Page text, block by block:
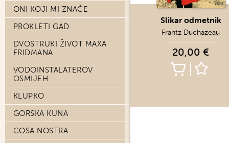
ONI KOJI MI ZNAČE
PROKLETI GAD
DVOSTRUKI ŽIVOT MAXA
FRIDMANA
VODOINSTALATEROV
OSMIJEH
KLUPKO
GORSKA KUNA
COSA NOSTRA
Slikar odmetnik
Frantz Duchazeau
20,00 €